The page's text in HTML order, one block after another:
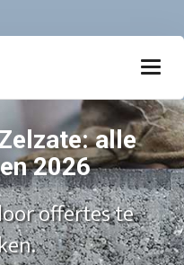
alle
2026
offertes te